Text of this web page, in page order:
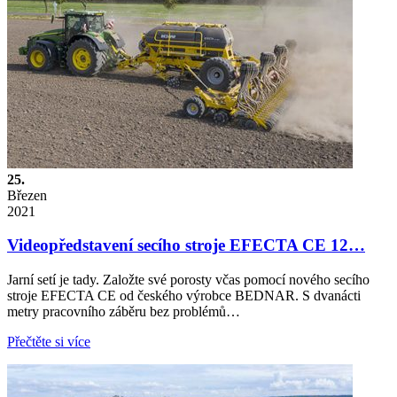
25.
Březen
2021
Videopředstavení secího stroje EFECTA CE 12…
Jarní setí je tady. Založte své porosty včas pomocí nového secího
stroje EFECTA CE od českého výrobce BEDNAR. S dvanácti
metry pracovního záběru bez problémů…
Přečtěte si více